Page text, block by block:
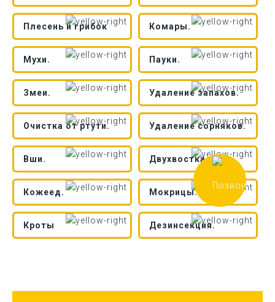
Плесень и грибок Комары.
Мухи. Пауки.
Змеи. Удаление запахов.
Очистка от ртути. Удаление сорняков.
Вши. Двухвостка.
Кожеед. Мокрицы.
Кроты Дезинсекция.